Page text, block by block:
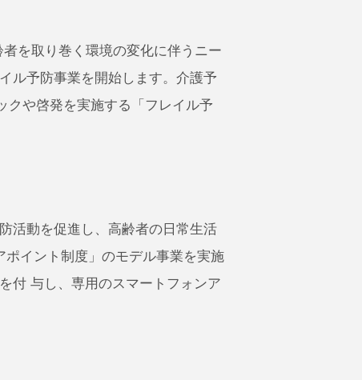
を取り巻く環境の変化に伴うニー
ル予防事業を開始します。介護予
クや啓発を実施する「フレイル予
活動を促進し、高齢者の日常生活
イント制度」のモデル事業を実施
付 与し、専用のスマートフォンア